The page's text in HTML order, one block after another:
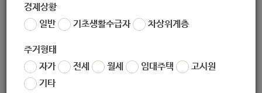
경제상황
일반
기초생활수급자 차상위계층
주거형태
자가
전세 월세 임대주택
고시원
기타